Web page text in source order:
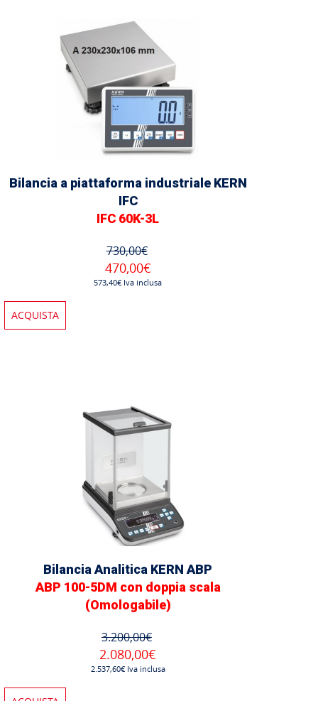
Bilancia a piattaforma industriale KERN
IFC
IFC 60K-3L
730,00€
470,00€
573,40€ Iva inclusa
ACQUISTA
Bilancia Analitica KERN ABP
ABP 100-5DM con doppia scala
(Omologabile)
3.200,00€
2.080,00€
2.537,60€ Iva inclusa